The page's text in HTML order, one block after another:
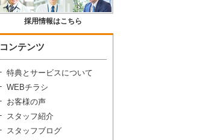
採用情報はこちら
コンテンツ
特典とサービスについて
WEBチラシ
お客様の声
スタッフ紹介
スタッフブログ